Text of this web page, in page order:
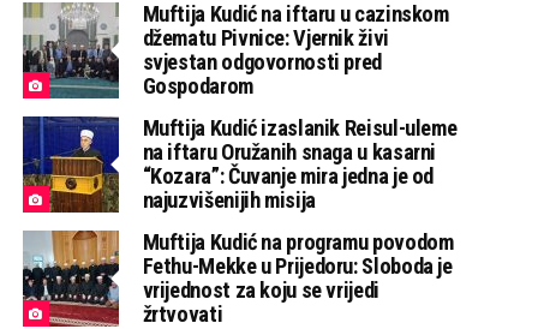
Muftija Kudić na iftaru u cazinskom
džematu Pivnice: Vjernik živi
svjestan odgovornosti pred
Gospodarom
Muftija Kudić izaslanik Reisul-uleme
na iftaru Oružanih snaga u kasarni
“Kozara”: Čuvanje mira jedna je od
najuzvišenijih misija
Muftija Kudić na programu povodom
Fethu-Mekke u Prijedoru: Sloboda je
vrijednost za koju se vrijedi
žrtvovati